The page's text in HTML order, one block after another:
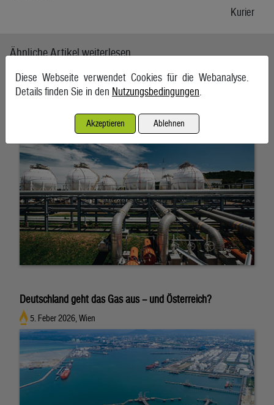
Kurier
Ähnliche Artikel weiterlesen
„Europa wird täglich 500 Mio. Dollar mehr zahlen“
Deutschland geht das Gas aus – und Österreich?
5. Feber 2026, Wien
Diese Webseite verwendet Cookies für die Webanalyse.
Details finden Sie in den Nutzungsbedingungen.
Akzeptieren Ablehnen